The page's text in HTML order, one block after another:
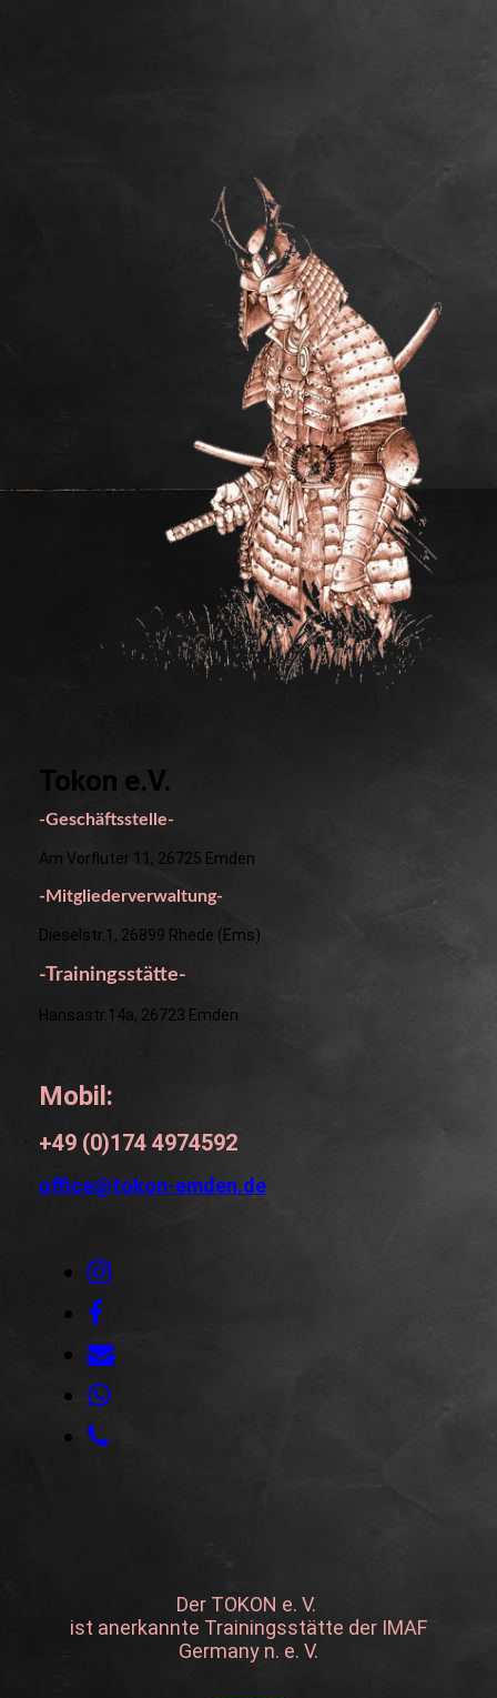
Tokon e.V.
-Geschäftsstelle-
Am Vorfluter 11, 26725 Emden
-Mitgliederverwaltung-
Dieselstr.1, 26899 Rhede (Ems)
-Trainingsstätte-
Hansastr.14a, 26723 Emden
Mobil:
+49 (0)174 4974592
office@tokon-emden.de
Der TOKON e. V.
ist anerkannte Trainingsstätte der IMAF
Germany n. e. V.